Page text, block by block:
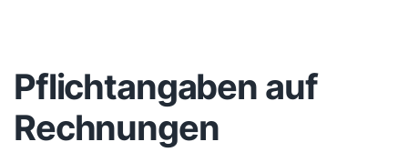
Pflichtangaben auf
Rechnungen